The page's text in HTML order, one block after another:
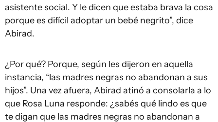
asistente social. Y le dicen que estaba brava la cosa
porque es difícil adoptar un bebé negrito”, dice
Abirad.
¿Por qué? Porque, según les dijeron en aquella
instancia, “las madres negras no abandonan a sus
hijos”. Una vez afuera, Abirad atinó a consolarla a lo
que Rosa Luna responde: ¿sabés qué lindo es que
te digan que las madres negras no abandonan a